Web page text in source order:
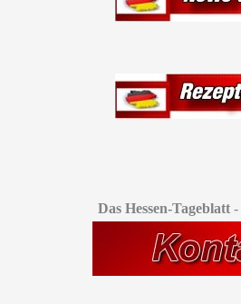
Das Hessen-Tageblatt -